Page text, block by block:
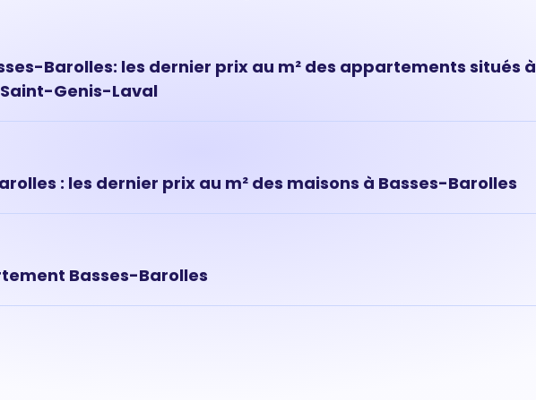
Barolles: les dernier prix au m² des appartements situés à
Genis-Laval
: les dernier prix au m² des maisons à Basses-Barolles
Basses-Barolles